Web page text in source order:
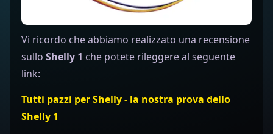
Vi ricordo che abbiamo realizzato una recensione
sullo Shelly 1 che potete rileggere al seguente
link:
Tutti pazzi per Shelly - la nostra prova dello
Shelly 1